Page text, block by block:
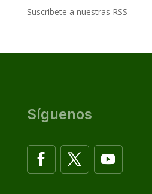
Suscribete a nuestras RSS
Síguenos